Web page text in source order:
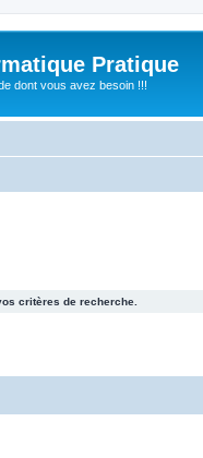
Pratique
dont vous avez besoin !!!
critères de recherche.